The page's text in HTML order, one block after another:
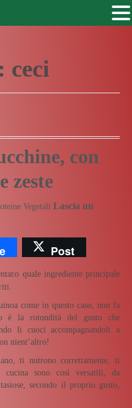
ceci
con
zeste
Vegetali Lascia un
Post
quale ingrediente principale
come in questo caso, non fa
è la rotondità del gusto che
li cuoci accompagnandoli a
nient’altro!
ti nutrono correttamente, ti
cucina sono così versatili, da
secondo il proprio gusto,